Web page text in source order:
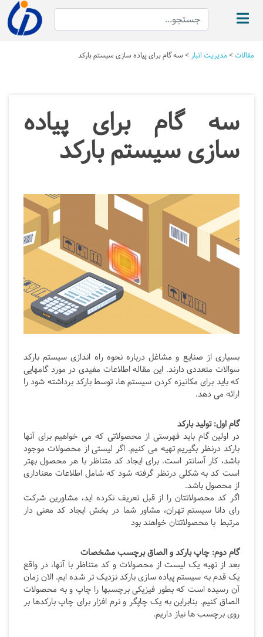
مقالات> مدیریت انبار> سه گام برای پیاده سازی سیستم بارکد
سه گام برای پیاده
سازی سیستم بارکد
بسیاری از صنایع و مشاغل درباره نحوه راه اندازی سیستم بارکد
سوالات متعددی دارند. این مقاله اطلاعات مفیدی در مورد گامهایی
که باید برای مکانیزه کردن سیستم ها، توسط بارکد برداشته شود را
ارائه می دهد.
گام اول: تولید بارکد
در اولین گام باید فهرستی از محصولاتی که می خواهیم برای آنها
بارکد درنظر بگیریم تهیه می کنیم. اگر لیستی از محصولات موجود
باشد، کار آسانتر است. برای ایجاد کد متناظر با هر محصول بهتر
است کد به شکلی درنظر گرفته شود که شامل اطلاعات معناداری
از محصول باشد.
اگر کد محصولاتتان را از قبل تعریف نکرده اید، مشاورین شرکت
رای دانا سیستم تهران، مشاور شما در بخش ایجاد کد معنی دار
مرتبط با محصولاتتان خواهند بود
گام دوم: چاپ بارکد و الصاق برچسب مشخصات
بعد از تهیه یک لیست از محصولات و کد متناظر با آنها، در واقع
یک قدم به سیستم پیاده سازی بارکد نزدیک تر شده ایم. الان زمان
آن رسیده است که بطور فیزیکی برچسبها را چاپ و به محصولات
الصاق کنیم. بنابراین به یک چاپگر و نرم افزار برای چاپ بارکدها بر
روی برچسب ها نیاز داریم.